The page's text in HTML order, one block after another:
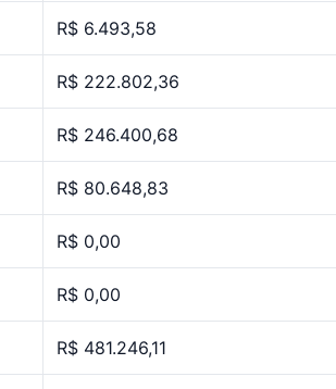
R$ 6.493,58
R$ 222.802,36
R$ 246.400,68
R$ 80.648,83
R$ 0,00
R$ 0,00
R$ 481.246,11